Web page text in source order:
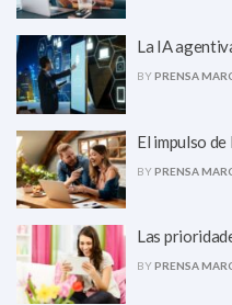
La IA
BYPRENSA
El impulso
BYPRENSA
Las
BYPRENSA